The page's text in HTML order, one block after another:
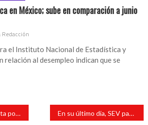
en México; sube en comparación a junio
Redacción
el Instituto Nacional de Estadística y
relación al desempleo indican que se
por FF14 En su último día, SEV pagó favores políticos con plazas